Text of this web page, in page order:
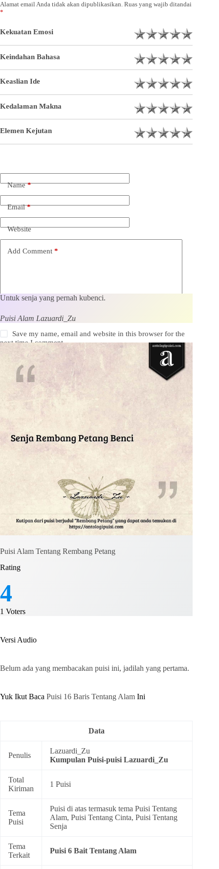
Alamat email Anda tidak akan dipublikasikan. Ruas yang wajib ditandai
*
Kekuatan Emosi
Keindahan Bahasa
Keaslian Ide
Kedalaman Makna
Elemen Kejutan
Name*
Email*
Website
Add Comment *
Save my name, email and website in this browser for the
next time I comment.
Kirim Komentar
Untuk senja yang pernah kubenci.
Puisi Alam Lazuardi_Zu
Puisi Alam Tentang Rembang Petang
Rating
4
1 Voters
Versi Audio
Belum ada yang membacakan puisi ini, jadilah yang pertama.
Yuk Ikut Baca Puisi 16 Baris Tentang Alam Ini
Data
Penulis
Lazuardi_Zu
Kumpulan Puisi-puisi Lazuardi_Zu
Total
Kiriman
1 Puisi
Tema
Puisi
Puisi di atas termasuk tema Puisi Tentang
Alam, Puisi Tentang Cinta, Puisi Tentang
Senja
Tema
Terkait
Puisi 6 Bait Tentang Alam